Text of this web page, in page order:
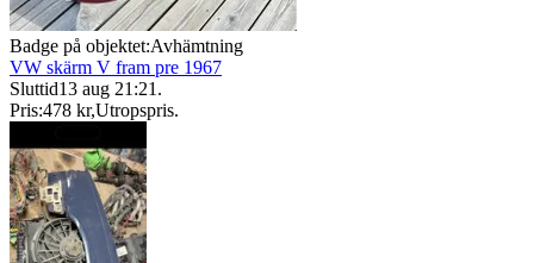
Badge på objektet:Avhämtning
VW skärm V fram pre 1967
Sluttid13 aug 21:21 .
Pris:478 kr,Utropspris.